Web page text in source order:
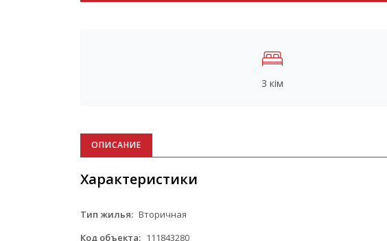
3 кім
ОПИСАНИЕ
Характеристики
Тип жилья: Вторичная
Код объекта: 111843280